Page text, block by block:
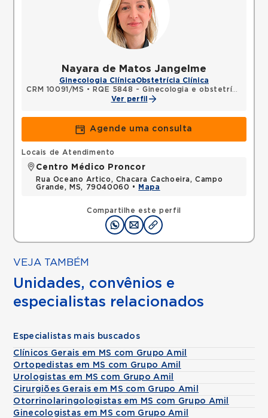
Nayara de Matos Jangelme
Ginecologia ClínicaObstetrícia Clínica
CRM 10091/MS •
RQE 5848 - Ginecologia e obstetrícia
Ver perfil
Agende uma consulta
Compartilhe este perfil
Locais de Atendimento
Centro Médico Proncor
Rua Oceano Artico, Chacara Cachoeira, Campo
Grande, MS, 79040060 •
Mapa
VEJA TAMBÉM
Unidades, convênios e
especialistas relacionados
Especialistas mais buscados
Clínicos Gerais em MS com Grupo Amil
Ortopedistas em MS com Grupo Amil
Urologistas em MS com Grupo Amil
Cirurgiões Gerais em MS com Grupo Amil
Otorrinolaringologistas em MS com Grupo Amil
Ginecologistas em MS com Grupo Amil